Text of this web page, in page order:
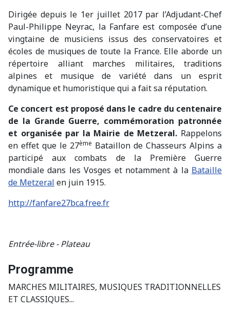
Dirigée depuis le 1er juillet 2017 par l’Adjudant-Chef
Paul-Philippe Neyrac, la Fanfare est composée d’une
vingtaine de musiciens issus des conservatoires et
écoles de musiques de toute la France. Elle aborde un
répertoire alliant marches militaires, traditions
alpines et musique de variété dans un esprit
dynamique et humoristique qui a fait sa réputation.
Ce concert est proposé dans le cadre du centenaire
de la Grande Guerre, commémoration patronnée
et organisée par la Mairie de Metzeral. Rappelons
en effet que le 27ème Bataillon de Chasseurs Alpins a
participé aux combats de la Première Guerre
mondiale dans les Vosges et notamment à la Bataille
de Metzeral en juin 1915.
http://fanfare27bca.free.fr
Entrée-libre - Plateau
Programme
MARCHES MILITAIRES, MUSIQUES TRADITIONNELLES
ET CLASSIQUES...